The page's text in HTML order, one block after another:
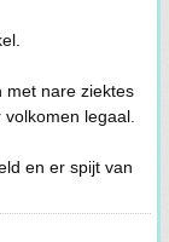
met nare ziektes
legaal.
en er spijt van